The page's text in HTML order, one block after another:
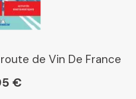
de Vin De France
€